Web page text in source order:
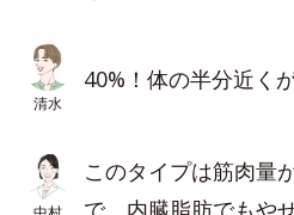
清水
40%！体の半分近く
このタイプは筋肉量
で、内臓脂肪でもや